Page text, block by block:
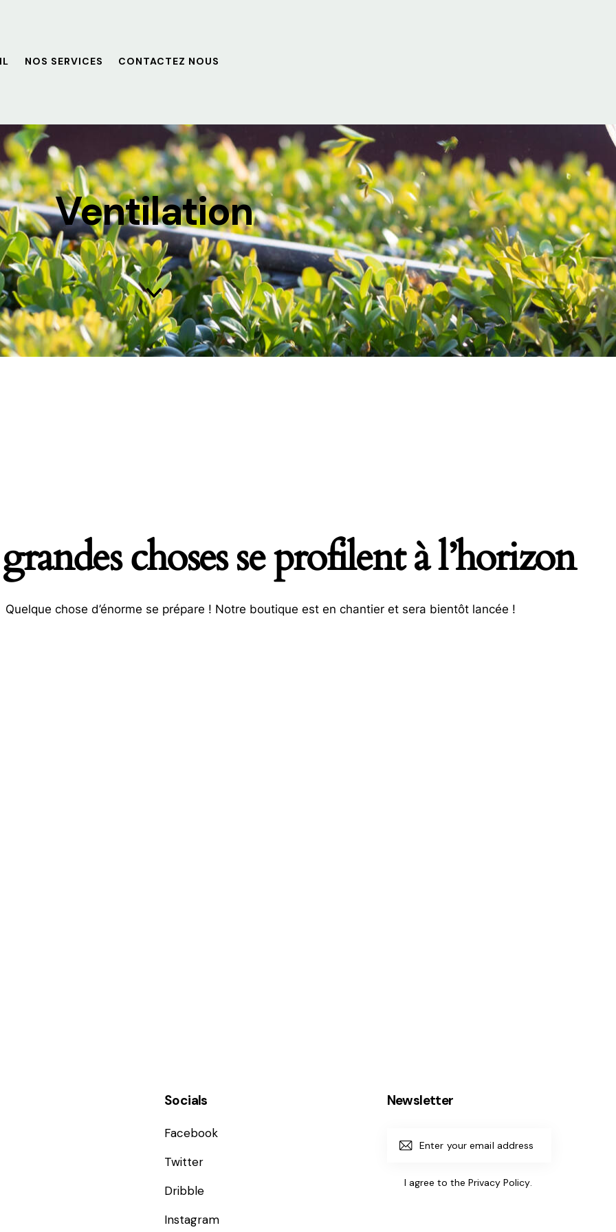
NOS SERVICES CONTACTEZ NOUS
Ventilation
choses se profilent à l’horizon
Quelque chose d’énorme se prépare ! Notre boutique est en chantier et sera bientôt lancée !
Socials
Facebook
Twitter
Dribble
Instagram
Newsletter
I agree to the Privacy Policy.